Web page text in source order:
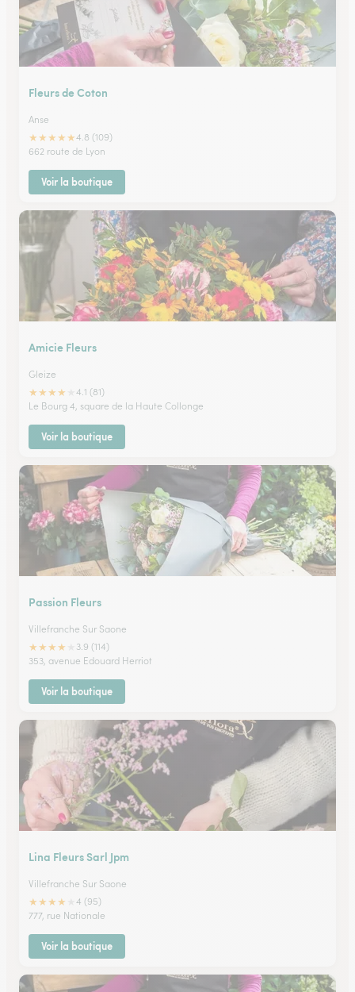
Fleurs de Coton
Anse
★★★★★4.8 (109)
662 route de Lyon
Voir la boutique
Amicie Fleurs
Gleize
★★★★
4.1 (81)
Le Bourg 4, square de la Haute Collonge
Voir la boutique
Passion Fleurs
Villefranche Sur Saone
★★★★
3.9 (114)
353, avenue Edouard Herriot
Voir la boutique
Lina Fleurs Sarl Jpm
Villefranche Sur Saone
★★★★
4 (95)
777, rue Nationale
Voir la boutique